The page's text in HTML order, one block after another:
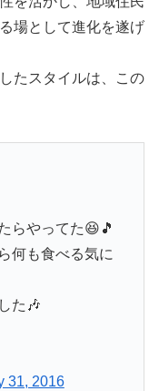
場として進化を遂げ
たスタイルは、この
らやってた😆🎵
何も食べる気に
た🎶
31, 2016